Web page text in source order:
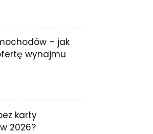
– jak
wynajmu
karty
2026?